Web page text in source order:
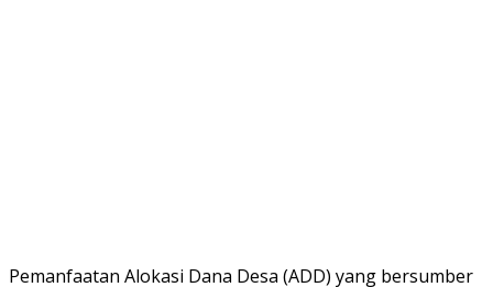
Pemanfaatan Alokasi Dana Desa (ADD) yang bersumber